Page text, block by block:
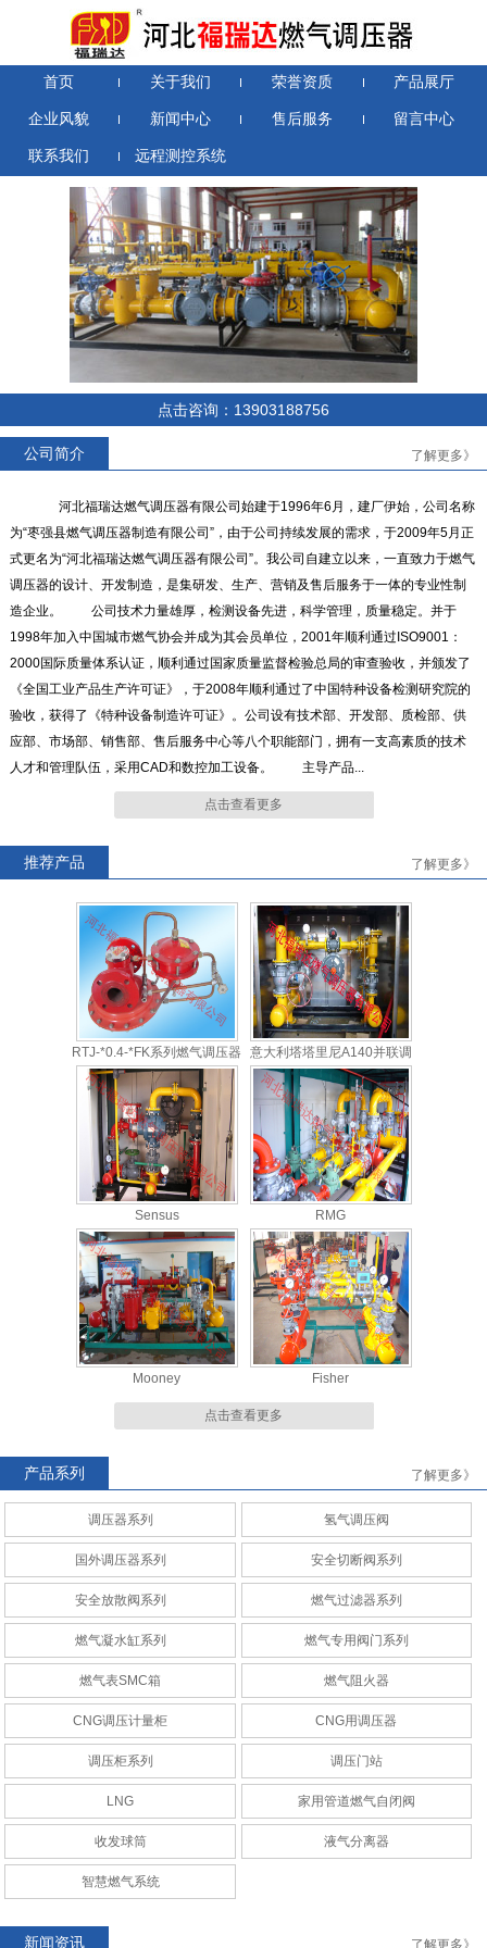
首页 关于我们 荣誉资质 产品展厅
企业风貌 新闻中心 售后服务 留言中心
联系我们 远程测控系统
点击咨询：13903188756
公司简介 了解更多》
河北福瑞达燃气调压器有限公司始建于1996年6月，建厂伊始，公司名称
为“枣强县燃气调压器制造有限公司”，由于公司持续发展的需求，于2009年5月正
式更名为“河北福瑞达燃气调压器有限公司”。我公司自建立以来，一直致力于燃气
调压器的设计、开发制造，是集研发、生产、营销及售后服务于一体的专业性制
造企业。 公司技术力量雄厚，检测设备先进，科学管理，质量稳定。并于
1998年加入中国城市燃气协会并成为其会员单位，2001年顺利通过ISO9001：
2000国际质量体系认证，顺利通过国家质量监督检验总局的审查验收，并颁发了
《全国工业产品生产许可证》，于2008年顺利通过了中国特种设备检测研究院的
验收，获得了《特种设备制造许可证》。公司设有技术部、开发部、质检部、供
应部、市场部、销售部、售后服务中心等八个职能部门，拥有一支高素质的技术
人才和管理队伍，采用CAD和数控加工设备。 主导产品...
点击查看更多
推荐产品 了解更多》
RTZ-*/0.4D系列燃气调压器
RTZ-*/4.0-*G系列燃气调压器 RTZ-15/0.4中压进户表前调压
器
RTZ-*/0.4FQ系列燃气调压器 RTZ-*/0.4-*A系列燃气调压器
器
RTJ-*0.4-*FK系列燃气调压器
意大利塔塔里尼A140并联调
压柜
Sensus RMG
Mooney Fisher
AMCO RAQ安全切断阀系列
CNG调压计量柜 CNG调压计量站
CNG调压计量柜
点击查看更多
产品系列 了解更多》
调压器系列 氢气调压阀
国外调压器系列 安全切断阀系列
安全放散阀系列 燃气过滤器系列
燃气凝水缸系列 燃气专用阀门系列
燃气表SMC箱 燃气阻火器
CNG调压计量柜 CNG用调压器
调压柜系列 调压门站
LNG 家用管道燃气自闭阀
收发球筒 液气分离器
智慧燃气系统
新闻资讯 了解更多》